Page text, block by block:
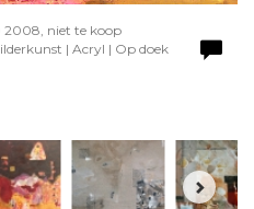
2008, niet te koop
| Acryl | Op doek